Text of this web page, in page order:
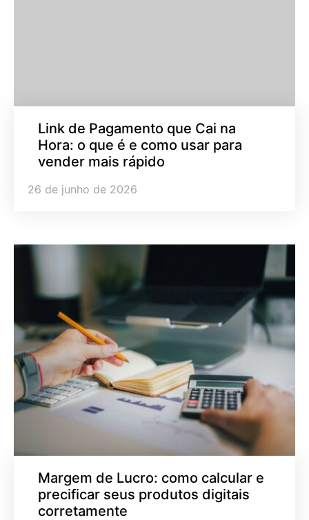
Link de Pagamento que Cai na
Hora: o que é e como usar para
vender mais rápido
26 de junho de 2026
Margem de Lucro: como calcular e
precificar seus produtos digitais
corretamente